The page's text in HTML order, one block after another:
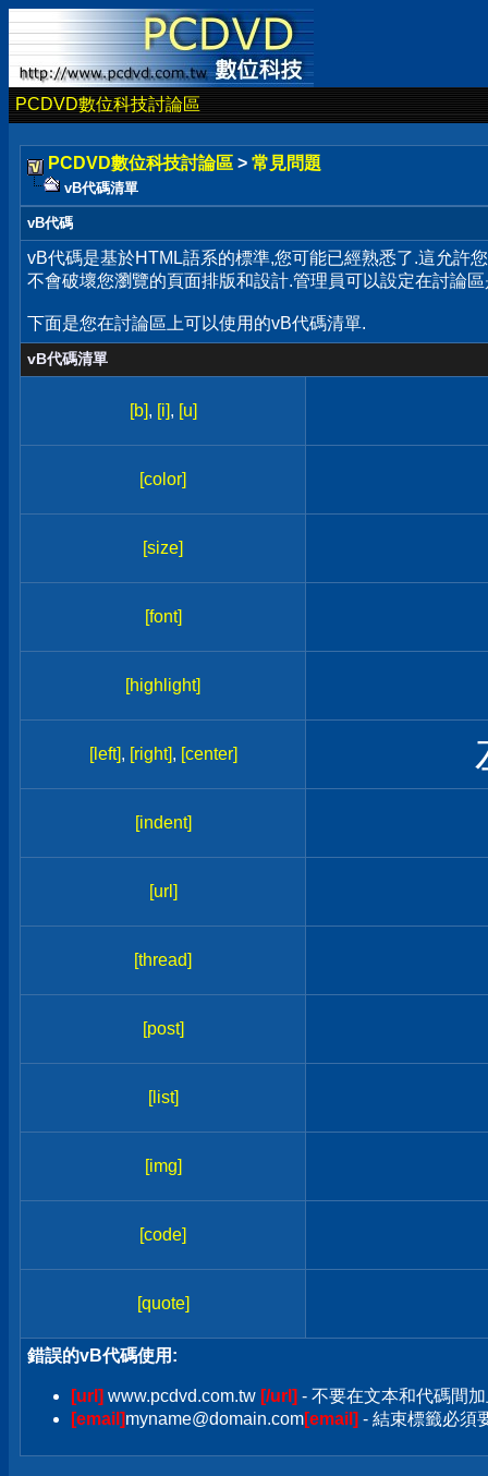
PCDVD數位科技討論區
PCDVD數位科技討論區 > 常見問題
vB代碼清單
vB代碼
vB代碼是基於HTML語系的標準,您可能已經熟悉了.這允許
不會破壞您瀏覽的頁面排版和設計.管理員可以設定在討論
下面是您在討論區上可以使用的vB代碼清單.
vB代碼清單
[b], [i], [u]
[color]
[size]
[font]
[highlight]
[left], [right], [center]
[indent]
[url]
[thread]
[post]
[list]
[img]
[code]
[quote]
錯誤的vB代碼使用:
[url] www.pcdvd.com.tw [/url] - 不要在文本和代碼間
[email]myname@domain.com[email] - 結束標籤必須